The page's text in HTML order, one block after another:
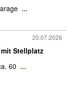
...
20.07.2026
Stellplatz
60 ...